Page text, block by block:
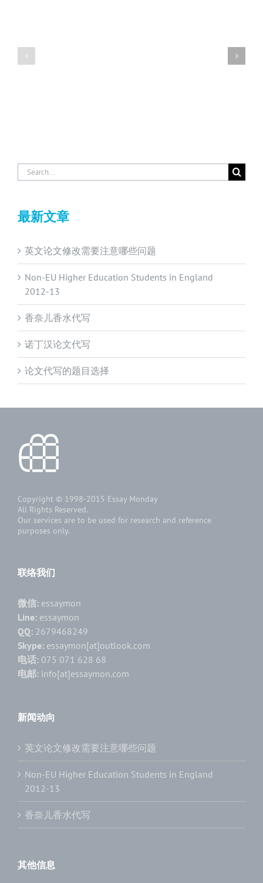
Search
for:
最新文章
英文论文修改需要注意哪些问题
Non-EU Higher Education Students in England
2012-13
香奈儿香水代写
诺丁汉论文代写
论文代写的题目选择
Copyright © 1998-2015 Essay Monday
All Rights Reserved.
Our services are to be used for research and reference
purposes only.
联络我们
微信: essaymon
Line: essaymon
QQ: 2679468249
Skype: essaymon[at]outlook.com
电话: 075 071 628 68
电邮: info[at]essaymon.com
新闻动向
英文论文修改需要注意哪些问题
Non-EU Higher Education Students in England
2012-13
香奈儿香水代写
其他信息